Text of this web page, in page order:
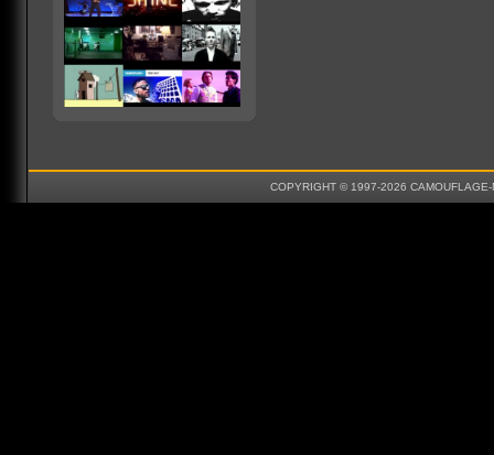
COPYRIGHT © 1997-2026 CAMOUFLAGE-